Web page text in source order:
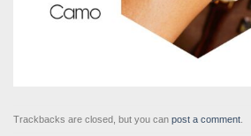
Trackbacks are closed, but you can post a comment